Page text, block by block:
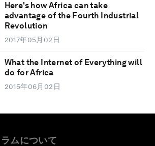
Here's how Africa can take
advantage of the Fourth Industrial
Revolution
2017年05月02日
What the Internet of Everything will
do for Africa
2015年06月02日
ムについて